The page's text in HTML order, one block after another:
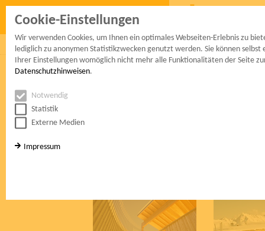
mitglieder projekte service kontakt
Pressetexte
Presse Bildarchiv
Cookie-Einstellungen
Wir verwenden Cookies, um Ihnen ein optimales Webseiten-Erlebnis zu
lediglich zu anonymen Statistikzwecken genutzt werden. Sie können
Ihrer Einstellungen womöglich nicht mehr alle Funktionalitäten der Seite
Datenschutzhinweisen.
Notwendig
Statistik
Externe Medien
Impressum